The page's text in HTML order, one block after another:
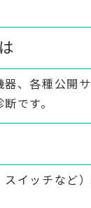
、各種公開
です。
イッチなど